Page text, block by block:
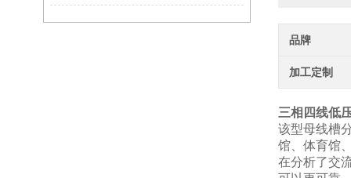
品牌
加工定制
三相四线低
该型母线槽
馆、体育馆
在分析了交